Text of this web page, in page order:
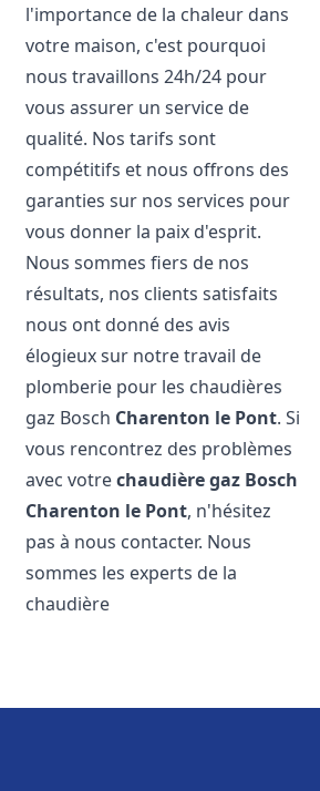
l'importance de la chaleur dans
votre maison, c'est pourquoi
nous travaillons 24h/24 pour
vous assurer un service de
qualité. Nos tarifs sont
compétitifs et nous offrons des
garanties sur nos services pour
vous donner la paix d'esprit.
Nous sommes fiers de nos
résultats, nos clients satisfaits
nous ont donné des avis
élogieux sur notre travail de
plomberie pour les chaudières
gaz Bosch Charenton le Pont. Si
vous rencontrez des problèmes
avec votrechaudière gaz Bosch
Charenton le Pont, n'hésitez
pas à nous contacter. Nous
sommes les experts de la
chaudière